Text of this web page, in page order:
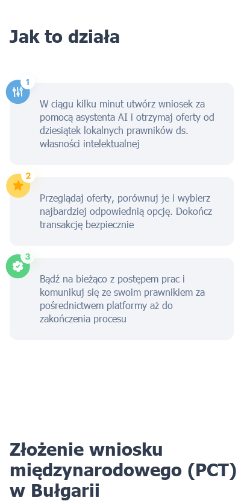
Jak to działa
W ciągu kilku minut utwórz wniosek za
pomocą asystenta AI i otrzymaj oferty od
dziesiątek lokalnych prawników ds.
własności intelektualnej
Przeglądaj oferty, porównuj je i wybierz
najbardziej odpowiednią opcję. Dokończ
transakcję bezpiecznie
Bądź na bieżąco z postępem prac i
komunikuj się ze swoim prawnikiem za
pośrednictwem platformy aż do
zakończenia procesu
Złożenie wniosku
międzynarodowego (PCT)
w Bułgarii